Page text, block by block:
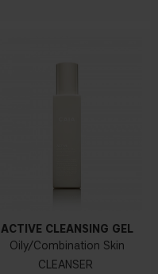
ACTIVE CLEANSING GEL
Oily/Combination Skin
CLEANSER